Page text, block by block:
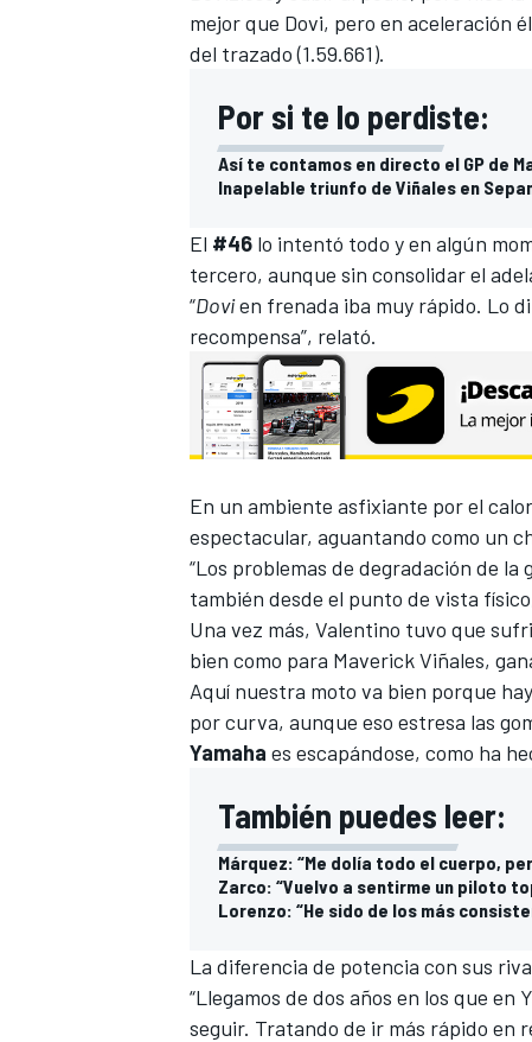
MÁS CATEGORÍAS
mejor que Dovi, pero en aceleración
del trazado (1.59.661).
Por si te lo perdiste:
Así te contamos en directo el GP de
Inapelable triunfo de Viñales en
El #46 lo intentó todo y en algún
tercero, aunque sin consolidar el
“Dovien frenada iba muy rápido. Lo
recompensa”, relató.
En un ambiente asfixiante por el
espectacular, aguantando como un
“Los problemas de degradación de
también desde el punto de vista
Una vez más, Valentino tuvo que
bien como para Maverick Viñales,
Aquí nuestra moto va bien porque
por curva, aunque eso estresa las
Yamaha es escapándose, como ha
También puedes leer:
Márquez: “Me dolía todo el cuerpo,
Zarco: “Vuelvo a sentirme un piloto
Lorenzo: “He sido de los más
La diferencia de potencia con sus
“Llegamos de dos años en los que
seguir. Tratando de ir más rápido en